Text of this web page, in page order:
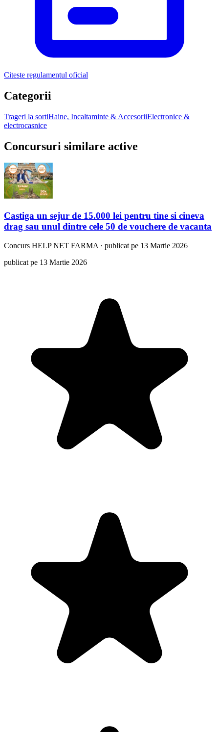
Citeste regulamentul oficial
Categorii
Trageri la sortiHaine, Incaltaminte & AccesoriiElectronice &
electrocasnice
Concursuri similare active
Castiga un sejur de 15.000 lei pentru tine si cineva
drag sau unul dintre cele 50 de vouchere de vacanta
Concurs HELP NET FARMA · publicat pe 13 Martie 2026
publicat pe 13 Martie 2026